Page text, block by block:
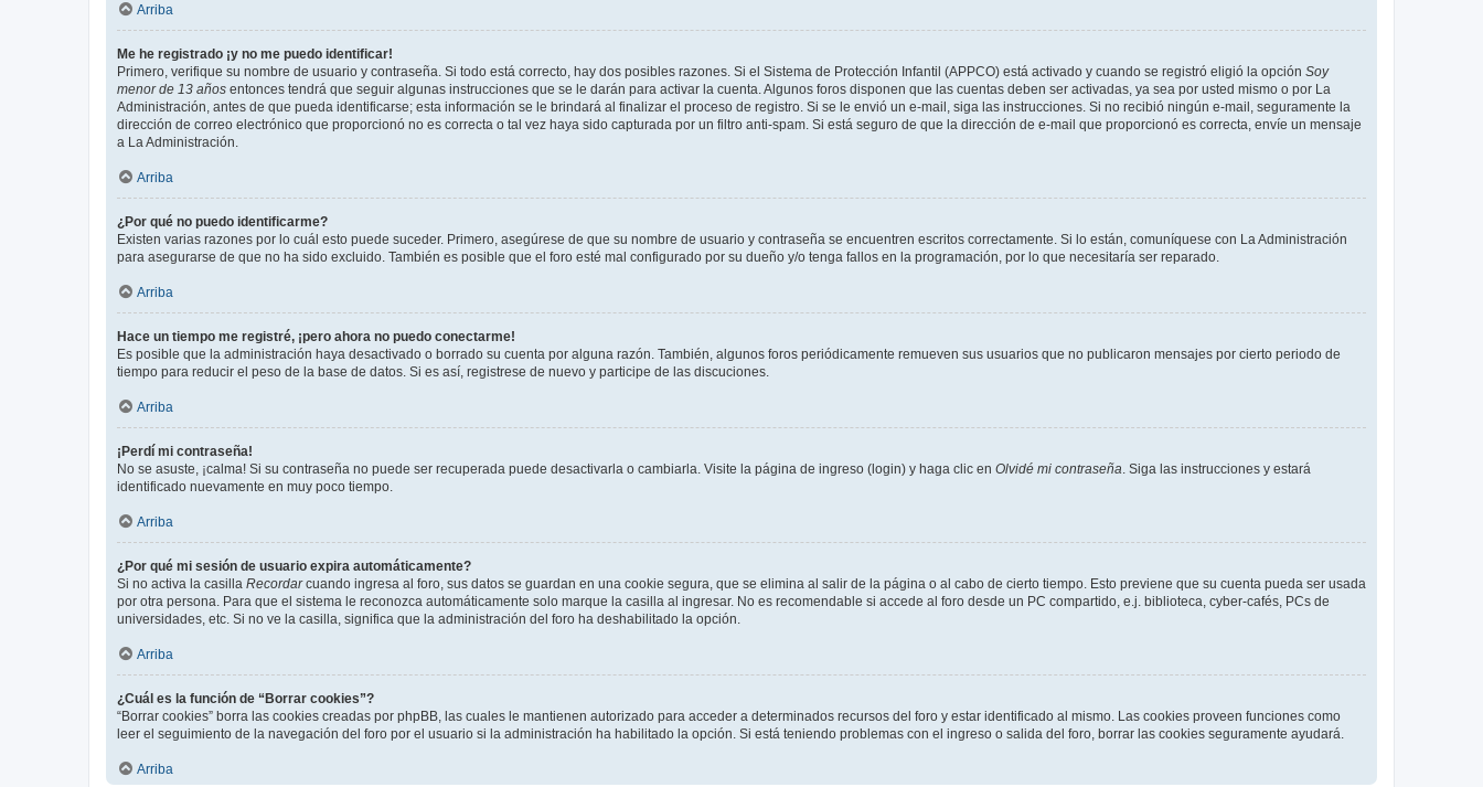
Arriba
Me he registrado ¡y no me puedo identificar!
Primero, verifique su nombre de usuario y contraseña. Si todo está correcto, hay dos posibles razones. Si el Sistema de Protección Infantil (APPCO) está activado y cuando se registró eligió la opción Soy
menor de 13 años entonces tendrá que seguir algunas instrucciones que se le darán para activar la cuenta. Algunos foros disponen que las cuentas deben ser activadas, ya sea por usted mismo o por La
Administración, antes de que pueda identificarse; esta información se le brindará al finalizar el proceso de registro. Si se le envió un e-mail, siga las instrucciones. Si no recibió ningún e-mail, seguramente la
dirección de correo electrónico que proporcionó no es correcta o tal vez haya sido capturada por un filtro anti-spam. Si está seguro de que la dirección de e-mail que proporcionó es correcta, envíe un mensaje
a La Administración.
Arriba
¿Por qué no puedo identificarme?
Existen varias razones por lo cuál esto puede suceder. Primero, asegúrese de que su nombre de usuario y contraseña se encuentren escritos correctamente. Si lo están, comuníquese con La Administración
para asegurarse de que no ha sido excluido. También es posible que el foro esté mal configurado por su dueño y/o tenga fallos en la programación, por lo que necesitaría ser reparado.
Arriba
Hace un tiempo me registré, ¡pero ahora no puedo conectarme!
Es posible que la administración haya desactivado o borrado su cuenta por alguna razón. También, algunos foros periódicamente remueven sus usuarios que no publicaron mensajes por cierto periodo de
tiempo para reducir el peso de la base de datos. Si es así, registrese de nuevo y participe de las discuciones.
Arriba
¡Perdí mi contraseña!
No se asuste, ¡calma! Si su contraseña no puede ser recuperada puede desactivarla o cambiarla. Visite la página de ingreso (login) y haga clic en Olvidé mi contraseña . Siga las instrucciones y estará
identificado nuevamente en muy poco tiempo.
Arriba
¿Por qué mi sesión de usuario expira automáticamente?
Si no activa la casilla Recordarcuando ingresa al foro, sus datos se guardan en una cookie segura, que se elimina al salir de la página o al cabo de cierto tiempo. Esto previene que su cuenta pueda ser usada
por otra persona. Para que el sistema le reconozca automáticamente solo marque la casilla al ingresar. No es recomendable si accede al foro desde un PC compartido, e.j. biblioteca, cyber-cafés, PCs de
universidades, etc. Si no ve la casilla, significa que la administración del foro ha deshabilitado la opción.
Arriba
¿Cuál es la función de “Borrar cookies”?
“Borrar cookies” borra las cookies creadas por phpBB, las cuales le mantienen autorizado para acceder a determinados recursos del foro y estar identificado al mismo. Las cookies proveen funciones como
leer el seguimiento de la navegación del foro por el usuario si la administración ha habilitado la opción. Si está teniendo problemas con el ingreso o salida del foro, borrar las cookies seguramente ayudará.
Arriba